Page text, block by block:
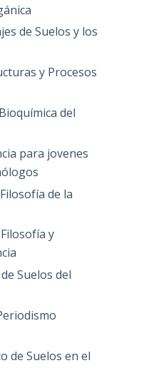
de Suelos y los
y Procesos
del
para jovenes
de la
y
Suelos del
de Suelos en el